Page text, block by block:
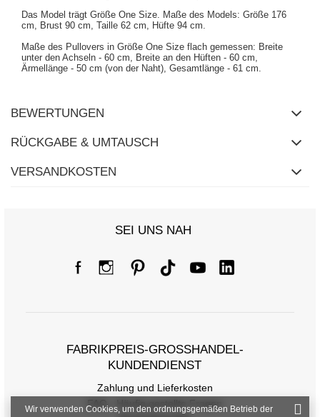
Das Model trägt Größe One Size. Maße des Models: Größe 176
cm, Brust 90 cm, Taille 62 cm, Hüfte 94 cm.
Maße des Pullovers in Größe One Size flach gemessen: Breite
unter den Achseln - 60 cm, Breite an den Hüften - 60 cm,
Ärmellänge - 50 cm (von der Naht), Gesamtlänge - 61 cm.
BEWERTUNGEN
RÜCKGABE & UMTAUSCH
VERSANDKOSTEN
SEI UNS NAH
FABRIKPREIS-GROSSHANDEL-K
UNDENDIENST
Zahlung und Lieferkosten
FAQ - Häufig gestellte Fragen
Wir verwenden Cookies, um den ordnungsgemäßen Betrieb der